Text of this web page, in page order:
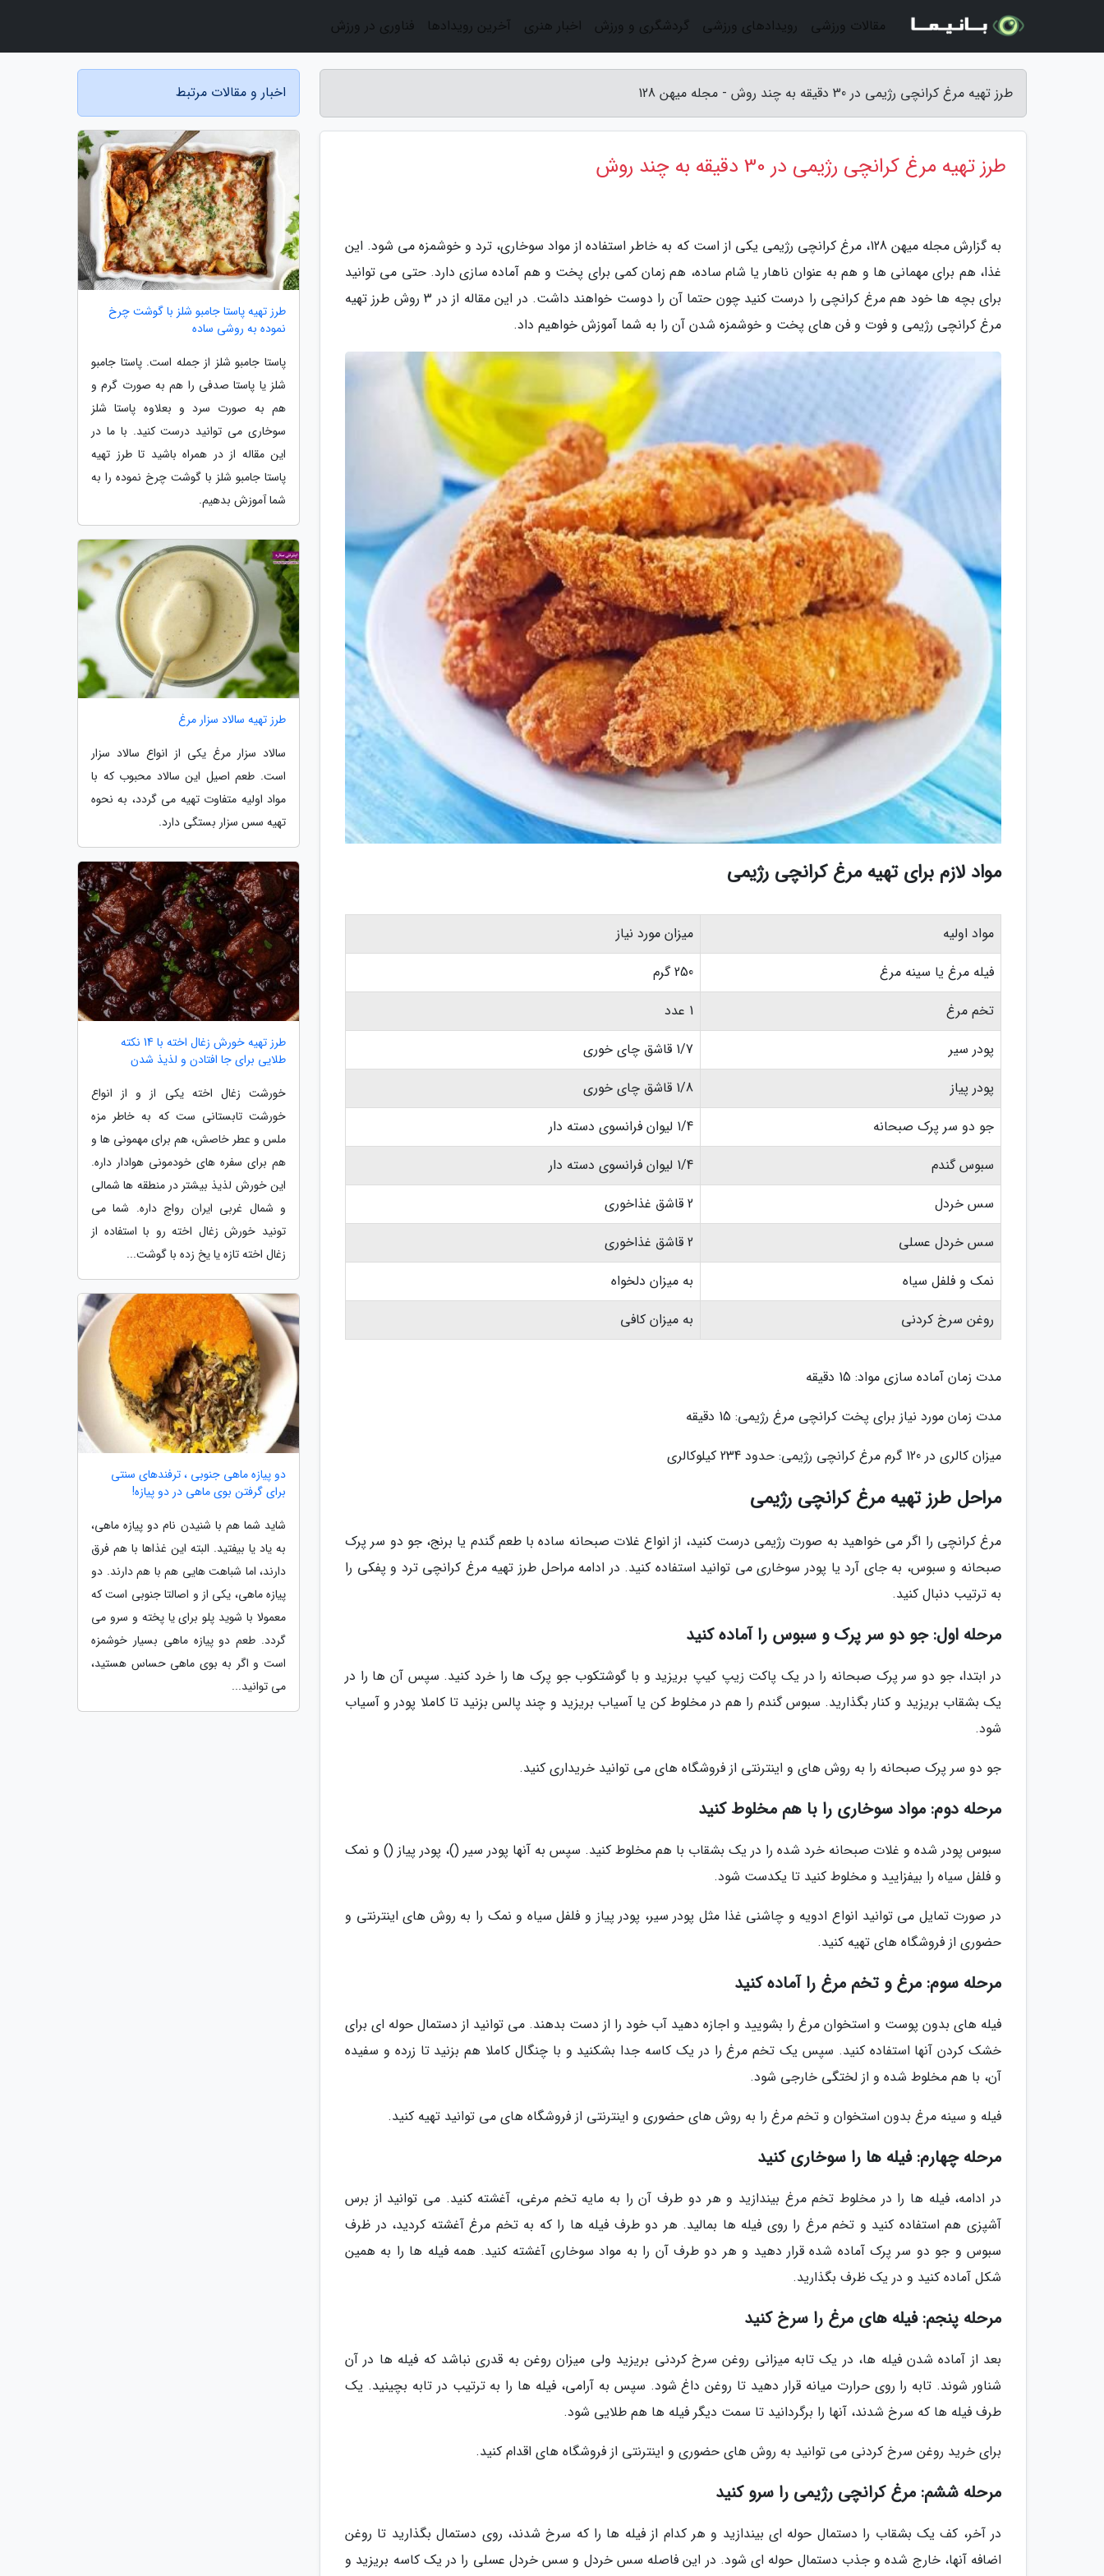
طرز تهیه مرغ کرانچی رژیمی در 30 دقیقه به چند روش - مجله میهن 128
طرز تهیه مرغ کرانچی رژیمی در 30 دقیقه به چند روش
به گزارش مجله میهن 128، مرغ کرانچی رژیمی یکی از است که به خاطر استفاده از مواد سوخاری، ترد و خوشمزه می شود. این
غذا، هم برای مهمانی ها و هم به عنوان ناهار یا شام ساده، هم زمان کمی برای پخت و هم آماده سازی دارد. حتی می توانید
برای بچه ها خود هم مرغ کرانچی را درست کنید چون حتما آن را دوست خواهند داشت. در این مقاله از در 3 روش طرز تهیه
مرغ کرانچی رژیمی و فوت و فن های پخت و خوشمزه شدن آن را به شما آموزش خواهیم داد.
مواد لازم برای تهیه مرغ کرانچی رژیمی
مواد اولیه
میزان مورد نیاز
فیله مرغ یا سینه مرغ
250 گرم
تخم مرغ
1 عدد
پودر سیر
1/7 قاشق چای خوری
پودر پیاز
1/8 قاشق چای خوری
جو دو سر پرک صبحانه
1/4 لیوان فرانسوی دسته دار
سبوس گندم
1/4 لیوان فرانسوی دسته دار
سس خردل
2 قاشق غذاخوری
سس خردل عسلی
2 قاشق غذاخوری
نمک و فلفل سیاه
به میزان دلخواه
روغن سرخ کردنی
به میزان کافی
مدت زمان آماده سازی مواد: 15 دقیقه
مدت زمان مورد نیاز برای پخت کرانچی مرغ رژیمی: 15 دقیقه
میزان کالری در 120 گرم مرغ کرانچی رژیمی: حدود 234 کیلوکالری
مراحل طرز تهیه مرغ کرانچی رژیمی
مرغ کرانچی را اگر می خواهید به صورت رژیمی درست کنید، از انواع غلات صبحانه ساده با طعم گندم یا برنج، جو دو سر پرک
صبحانه و سبوس، به جای آرد یا پودر سوخاری می توانید استفاده کنید. در ادامه مراحل طرز تهیه مرغ کرانچی ترد و پفکی را
به ترتیب دنبال کنید.
مرحله اول: جو دو سر پرک و سبوس را آماده کنید
در ابتدا، جو دو سر پرک صبحانه را در یک پاکت زیپ کیپ بریزید و با گوشتکوب جو پرک ها را خرد کنید. سپس آن ها را در
یک بشقاب بریزید و کنار بگذارید. سبوس گندم را هم در مخلوط کن یا آسیاب بریزید و چند پالس بزنید تا کاملا پودر و آسیاب
شود.
جو دو سر پرک صبحانه را به روش های و اینترنتی از فروشگاه های می توانید خریداری کنید.
مرحله دوم: مواد سوخاری را با هم مخلوط کنید
سبوس پودر شده و غلات صبحانه خرد شده را در یک بشقاب با هم مخلوط کنید. سپس به آنها پودر سیر ()، پودر پیاز () و نمک
و فلفل سیاه را بیفزایید و مخلوط کنید تا یکدست شود.
در صورت تمایل می توانید انواع ادویه و چاشنی غذا مثل پودر سیر، پودر پیاز و فلفل سیاه و نمک را به روش های اینترنتی و
حضوری از فروشگاه های تهیه کنید.
مرحله سوم: مرغ و تخم مرغ را آماده کنید
فیله های بدون پوست و استخوان مرغ را بشویید و اجازه دهید آب خود را از دست بدهند. می توانید از دستمال حوله ای برای
خشک کردن آنها استفاده کنید. سپس یک تخم مرغ را در یک کاسه جدا بشکنید و با چنگال کاملا هم بزنید تا زرده و سفیده
آن، با هم مخلوط شده و از لختگی خارجی شود.
فیله و سینه مرغ بدون استخوان و تخم مرغ را به روش های حضوری و اینترنتی از فروشگاه های می توانید تهیه کنید.
مرحله چهارم: فیله ها را سوخاری کنید
در ادامه، فیله ها را در مخلوط تخم مرغ بیندازید و هر دو طرف آن را به مایه تخم مرغی، آغشته کنید. می توانید از برس
آشپزی هم استفاده کنید و تخم مرغ را روی فیله ها بمالید. هر دو طرف فیله ها را که به تخم مرغ آغشته کردید، در ظرف
سبوس و جو دو سر پرک آماده شده قرار دهید و هر دو طرف آن را به مواد سوخاری آغشته کنید. همه فیله ها را به همین
شکل آماده کنید و در یک ظرف بگذارید.
مرحله پنجم: فیله های مرغ را سرخ کنید
بعد از آماده شدن فیله ها، در یک تابه میزانی روغن سرخ کردنی بریزید ولی میزان روغن به قدری نباشد که فیله ها در آن
شناور شوند. تابه را روی حرارت میانه قرار دهید تا روغن داغ شود. سپس به آرامی، فیله ها را به ترتیب در تابه بچینید. یک
طرف فیله ها که سرخ شدند، آنها را برگردانید تا سمت دیگر فیله ها هم طلایی شود.
برای خرید روغن سرخ کردنی می توانید به روش های حضوری و اینترنتی از فروشگاه های اقدام کنید.
مرحله ششم: مرغ کرانچی رژیمی را سرو کنید
در آخر، کف یک بشقاب را دستمال حوله ای بیندازید و هر کدام از فیله ها را که سرخ شدند، روی دستمال بگذارید تا روغن
اضافه آنها، خارج شده و جذب دستمال حوله ای شود. در این فاصله سس خردل و سس خردل عسلی را در یک کاسه بریزید و
اخبار و مقالات مرتبط
طرز تهیه پاستا جامبو شلز با گوشت چرخ
نموده به روشی ساده
پاستا جامبو شلز از جمله است. پاستا جامبو
شلز یا پاستا صدفی را هم به صورت گرم و
هم به صورت سرد و بعلاوه پاستا شلز
سوخاری می توانید درست کنید. با ما در
این مقاله از در همراه باشید تا طرز تهیه
پاستا جامبو شلز با گوشت چرخ نموده را به
شما آموزش بدهیم.
طرز تهیه سالاد سزار مرغ
سالاد سزار مرغ یکی از انواع سالاد سزار
است. طعم اصیل این سالاد محبوب که با
مواد اولیه متفاوت تهیه می گردد، به نحوه
تهیه سس سزار بستگی دارد.
طرز تهیه خورش زغال اخته با 14 نکته
طلایی برای جا افتادن و لذیذ شدن
خورشت زغال اخته یکی از و از انواع
خورشت تابستانی ست که به خاطر مزه
ملس و عطر خاصش، هم برای مهمونی ها و
هم برای سفره های خودمونی هوادار داره.
این خورش لذیذ بیشتر در منطقه ها شمالی
و شمال غربی ایران رواج داره. شما می
تونید خورش زغال اخته رو با استفاده از
زغال اخته تازه یا یخ زده با گوشت...
دو پیازه ماهی جنوبی ، ترفندهای سنتی
برای گرفتن بوی ماهی در دو پیازه!
شاید شما هم با شنیدن نام دو پیازه ماهی،
به یاد یا بیفتید. البته این غذاها با هم فرق
دارند، اما شباهت هایی هم با هم دارند. دو
پیازه ماهی، یکی از و اصالتا جنوبی است که
معمولا با شوید پلو برای یا پخته و سرو می
گردد. طعم دو پیازه ماهی بسیار خوشمزه
است و اگر به بوی ماهی حساس هستید،
می توانید...
مقالات ورزشی رویدادهای ورزشی گردشگری و ورزش اخبار هنری آخرین رویدادها فناوری در ورزش